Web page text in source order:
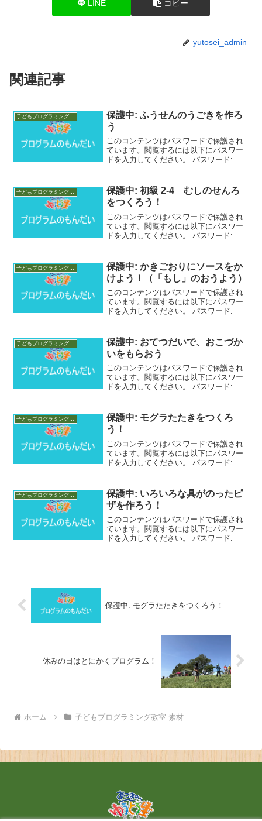
LINE コピー
yutosei_admin
関連記事
子どもプログラミング教室 素材
保護中: ふうせんのうごきを作ろ
う
このコンテンツはパスワードで保護され
ています。閲覧するには以下にパスワー
ドを入力してください。 パスワード:
子どもプログラミング教室 素材
保護中: 初級 2-4 むしのせんろ
をつくろう！
このコンテンツはパスワードで保護され
ています。閲覧するには以下にパスワー
ドを入力してください。 パスワード:
保護中: かきごおりにソースをか
けよう！（「もし」のおうよう）
このコンテンツはパスワードで保護され
ています。閲覧するには以下にパスワー
ドを入力してください。 パスワード:
子どもプログラミング教室 素材
保護中: おてつだいで、おこづか
いをもらおう
このコンテンツはパスワードで保護され
ています。閲覧するには以下にパスワー
ドを入力してください。 パスワード:
子どもプログラミング教室 素材
保護中: モグラたたきをつくろ
う！
このコンテンツはパスワードで保護され
ています。閲覧するには以下にパスワー
ドを入力してください。 パスワード:
保護中: いろいろな具がのったピ
ザを作ろう！
このコンテンツはパスワードで保護され
ています。閲覧するには以下にパスワー
ドを入力してください。 パスワード:
保護中: モグラたたきをつくろう！
休みの日はとにかくプログラム！
ホーム 子どもプログラミング教室 素材